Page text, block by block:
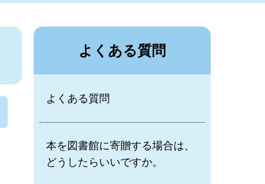
よくある質問
よくある質問
本を図書館に寄贈する場合は、
どうしたらいいですか。